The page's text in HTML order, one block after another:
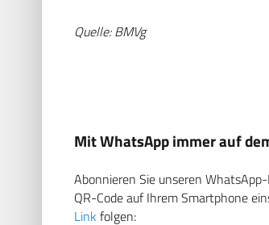
Quelle: BMVg
Mit WhatsApp immer auf
Abonnieren Sie unseren
QR-Code auf Ihrem Smartphone
Link folgen: